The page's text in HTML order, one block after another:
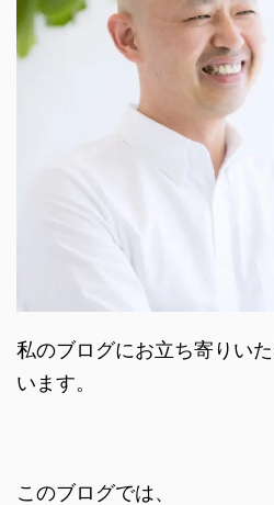
私のブログにお立ち寄りい
います。
このブログでは、